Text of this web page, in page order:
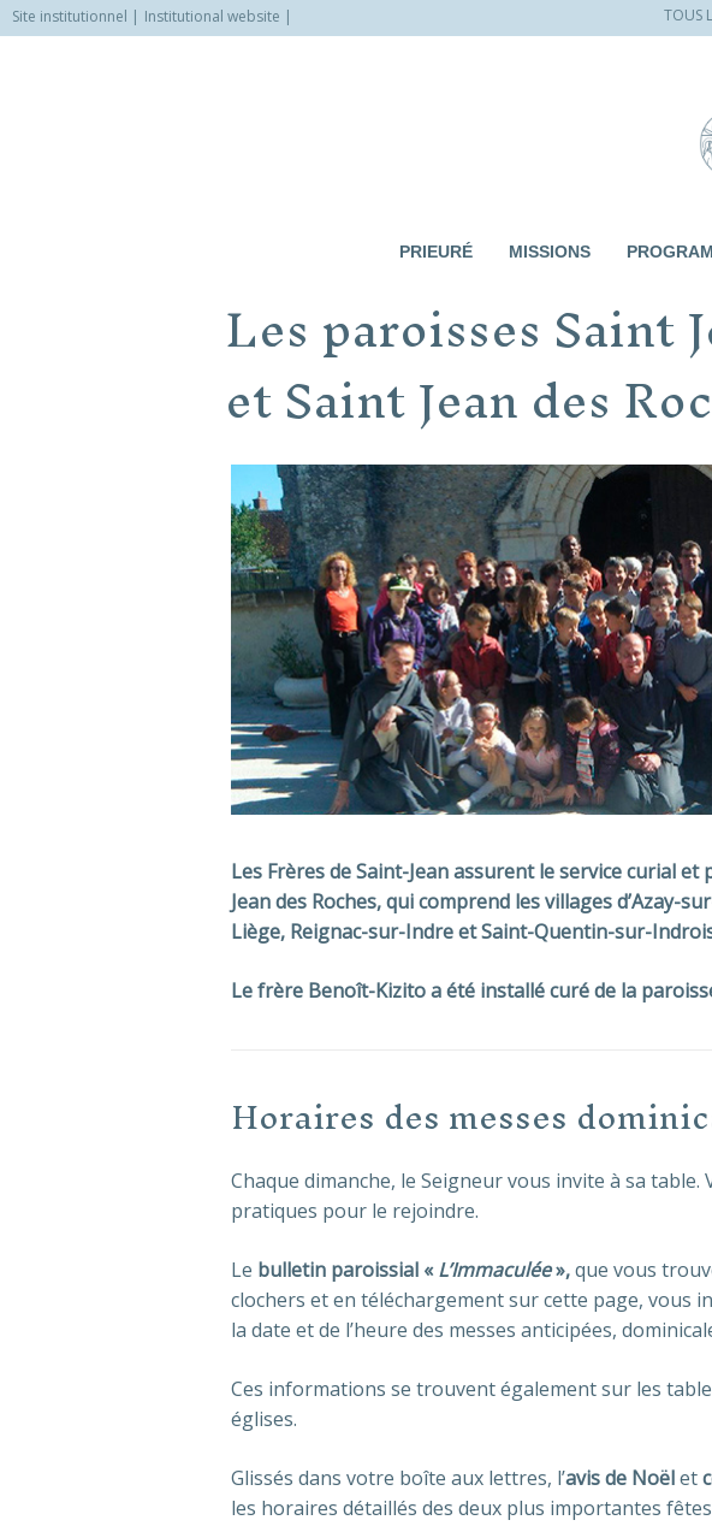
Site institutionnel Institutional website TOUS
PRIEURÉ MISSIONS
Les paroisses
et Saint Jean des
Les Frères de Saint-Jean assurent le service curial
Jean des Roches, qui comprend les villages d’Azay-
Liège, Reignac-sur-Indre et Saint-Quentin-sur-
Le frère Benoît-Kizito a été installé curé de la
Horaires des messes
Chaque dimanche, le Seigneur vous invite à sa
pratiques pour le rejoindre.
Le bulletin paroissial «L’Immaculée»,que vous
clochers et en téléchargement sur cette page, vous
la date et de l’heure des messes anticipées,
Ces informations se trouvent également sur les
églises.
Glissés dans votre boîte aux lettres, l’avis de Noëlet
les horaires détaillés des deux plus importantes